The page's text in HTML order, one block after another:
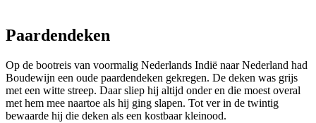
Paardendeken
Op de bootreis van voormalig Nederlands Indië naar Nederland had
Boudewijn een oude paardendeken gekregen. De deken was grijs
met een witte streep. Daar sliep hij altijd onder en die moest overal
met hem mee naartoe als hij ging slapen. Tot ver in de twintig
bewaarde hij die deken als een kostbaar kleinood.